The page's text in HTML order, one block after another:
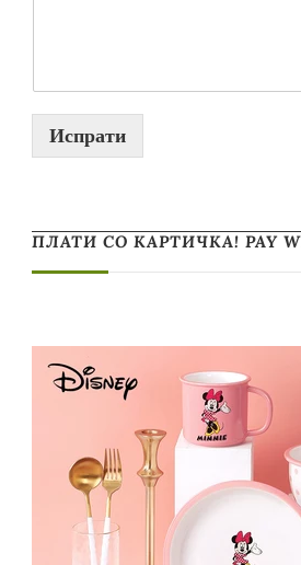
Испрати
ПЛАТИ СО КАРТИЧКА! PAY